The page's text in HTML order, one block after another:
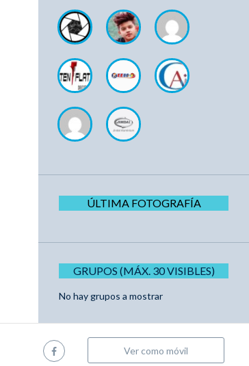
ÚLTIMA FOTOGRAFÍA
GRUPOS (MÁX. 30 VISIBLES)
No hay grupos a mostrar